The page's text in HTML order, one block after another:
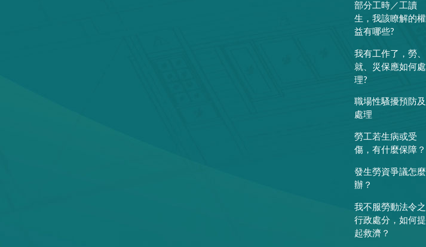
部分工時／工讀
生，我該瞭解的權
益有哪些?
我有工作了，勞、
就、災保應如何處
理?
職場性騷擾預防及
處理
勞工若生病或受
傷，有什麼保障？
發生勞資爭議怎麼
辦？
我不服勞動法令之
行政處分，如何提
起救濟？